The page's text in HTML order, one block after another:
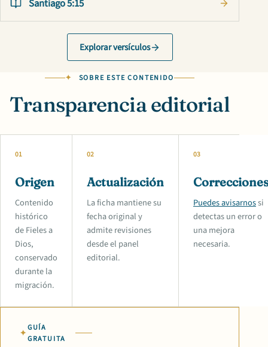
Santiago 5:15
Explorar versículos
SOBRE ESTE CONTENIDO
Transparencia editorial
01
Origen
Contenido
histórico
de Fieles a
Dios,
conservado
durante la
migración.
02
Actualización
La ficha mantiene su
fecha original y
admite revisiones
desde el panel
editorial.
03
Puedes avisarnossi
detectas un error o
una mejora
necesaria.
GUÍA
GRATUITA